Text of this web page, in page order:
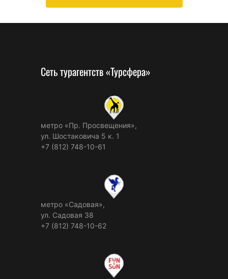
Сеть турагентств «Турсфера»
метро «Пр. Просвещения»,
ул. Шостаковича 5 к. 1
+7 (812) 748-10-61
метро «Садовая»,
ул. Садовая 38
+7 (812) 748-10-62